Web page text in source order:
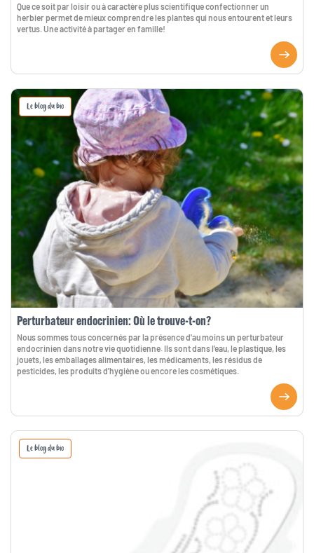
Que ce soit par loisir ou à caractère plus scientifique confectionner un
herbier permet de mieux comprendre les plantes qui nous entourent et leurs
vertus. Une activité à partager en famille!
Le blog du bio
Perturbateur endocrinien: Où le trouve-t-on?
Nous sommes tous concernés par la présence d'au moins un perturbateur
endocrinien dans notre vie quotidienne. Ils sont dans l'eau, le plastique, les
jouets, les emballages alimentaires, les médicaments, les résidus de
pesticides, les produits d'hygiène ou encore les cosmétiques.
Le blog du bio